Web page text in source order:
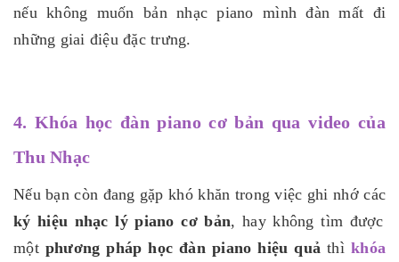
nếu không muốn bản nhạc piano mình đàn mất đi
những giai điệu đặc trưng.
4. Khóa học đàn piano cơ bản qua video của
Thu Nhạc
Nếu bạn còn đang gặp khó khăn trong việc ghi nhớ các
ký hiệu nhạc lý piano cơ bản, hay không tìm được
mộtphương pháp học đàn piano hiệu quả thìkhóa